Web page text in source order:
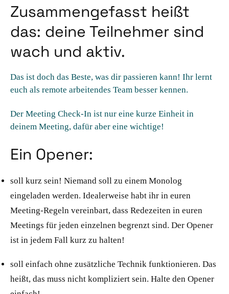
Zusammengefasst heißt
das: deine Teilnehmer sind
wach und aktiv.
Das ist doch das Beste, was dir passieren kann! Ihr lernt
euch als remote arbeitendes Team besser kennen.
Der Meeting Check-In ist nur eine kurze Einheit in
deinem Meeting, dafür aber eine wichtige!
Ein Opener:
soll kurz sein! Niemand soll zu einem Monolog
eingeladen werden. Idealerweise habt ihr in euren
Meeting-Regeln vereinbart, dass Redezeiten in euren
Meetings für jeden einzelnen begrenzt sind. Der Opener
ist in jedem Fall kurz zu halten!
soll einfach ohne zusätzliche Technik funktionieren. Das
heißt, das muss nicht kompliziert sein. Halte den Opener